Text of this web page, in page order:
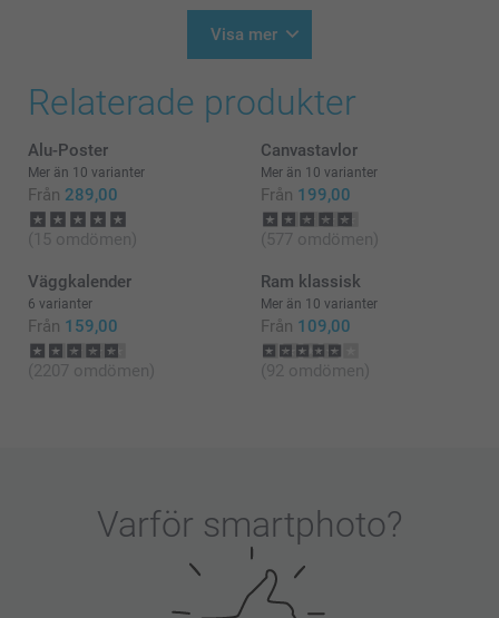
nöjd med din poster med foto!
Varma hälsningar,
Helene @smartphoto
Visa mer
Relaterade produkter
Alu-Poster
Mer än 10 varianter
Från 289,00
(15 omdömen)
Canvastavlor
Mer än 10 varianter
Från 199,00
(577 omdömen)
Väggkalender
6 varianter
Från 159,00
(2207 omdömen)
Ram klassisk
Mer än 10 varianter
Från 109,00
(92 omdömen)
Varför smartphoto?